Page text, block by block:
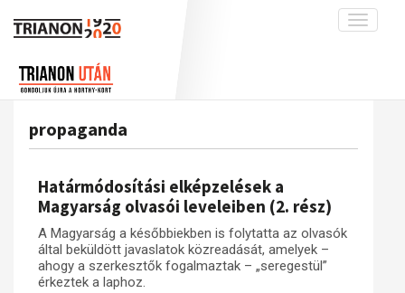
Toggle
A békerendszer megszilárdulása
Utókor és emlékezet
Galéria
Adatbázis
Emlékművek (feltöltés alatt)
Visszhang
Publikációk
propaganda
Határmódosítási elképzelések a
Magyarság olvasói leveleiben (2. rész)
A Magyarság a későbbiekben is folytatta az olvasók
által beküldött javaslatok közreadását, amelyek –
ahogy a szerkesztők fogalmaztak – „seregestül”
érkeztek a laphoz.